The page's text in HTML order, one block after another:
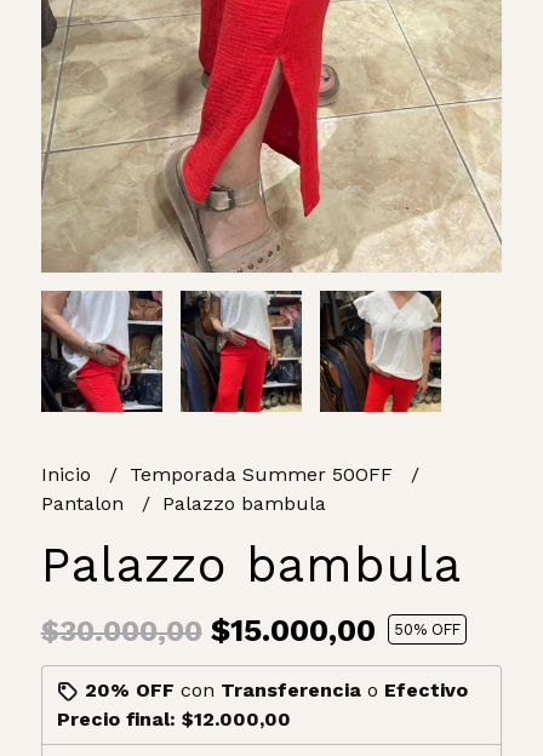
Inicio
Temporada Summer 50OFF
Pantalon
Palazzo bambula
Palazzo bambula
$30.000,00$15.000,00 50% OFF
20% OFF con Transferenciao Efectivo
Precio final: $12.000,00